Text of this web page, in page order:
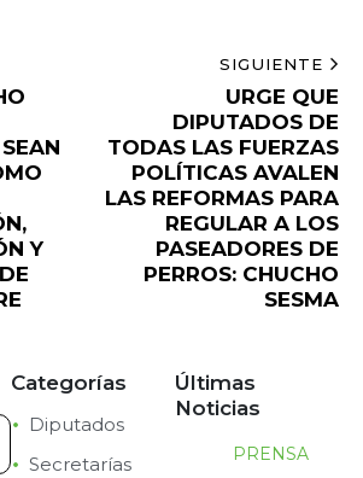
Y
SIGUIENTE
URGE QUE
DIPUTADOS DE
TODAS LAS FUERZAS
POLÍTICAS AVALEN
LAS REFORMAS PARA
REGULAR A LOS
PASEADORES DE
PERROS: CHUCHO
SESMA
Categorías
Diputados
Secretarías
Últimas
Noticias
PRENSA